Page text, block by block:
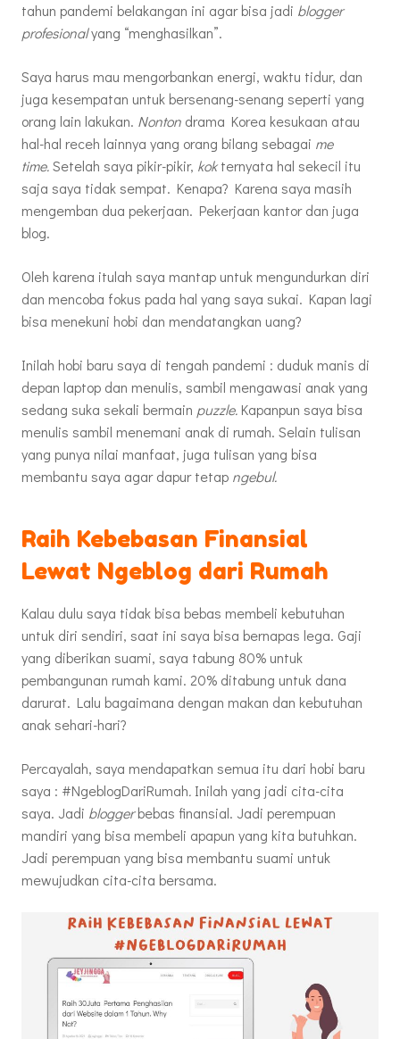
tahun pandemi belakangan ini agar bisa jadi blogger
profesionalyang “menghasilkan”.
Saya harus mau mengorbankan energi, waktu tidur, dan
juga kesempatan untuk bersenang-senang seperti yang
orang lain lakukan. Nonton drama Korea kesukaan atau
hal-hal receh lainnya yang orang bilang sebagai me
time.Setelah saya pikir-pikir, kokternyata hal sekecil itu
saja saya tidak sempat. Kenapa? Karena saya masih
mengemban dua pekerjaan. Pekerjaan kantor dan juga
blog.
Oleh karena itulah saya mantap untuk mengundurkan diri
dan mencoba fokus pada hal yang saya sukai. Kapan lagi
bisa menekuni hobi dan mendatangkan uang?
Inilah hobi baru saya di tengah pandemi : duduk manis di
depan laptop dan menulis, sambil mengawasi anak yang
sedang suka sekali bermain puzzle. Kapanpun saya bisa
menulis sambil menemani anak di rumah. Selain tulisan
yang punya nilai manfaat, juga tulisan yang bisa
membantu saya agar dapur tetap ngebul.
Raih Kebebasan Finansial
Lewat Ngeblog dari Rumah
Kalau dulu saya tidak bisa bebas membeli kebutuhan
untuk diri sendiri, saat ini saya bisa bernapas lega. Gaji
yang diberikan suami, saya tabung 80% untuk
pembangunan rumah kami. 20% ditabung untuk dana
darurat. Lalu bagaimana dengan makan dan kebutuhan
anak sehari-hari?
Percayalah, saya mendapatkan semua itu dari hobi baru
saya : #NgeblogDariRumah. Inilah yang jadi cita-cita
saya. Jadi bloggerbebas finansial. Jadi perempuan
mandiri yang bisa membeli apapun yang kita butuhkan.
Jadi perempuan yang bisa membantu suami untuk
mewujudkan cita-cita bersama.